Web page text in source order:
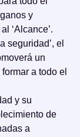
y
‘Alcance’.
seguridad’, el
un
a todo el
y su
de
a